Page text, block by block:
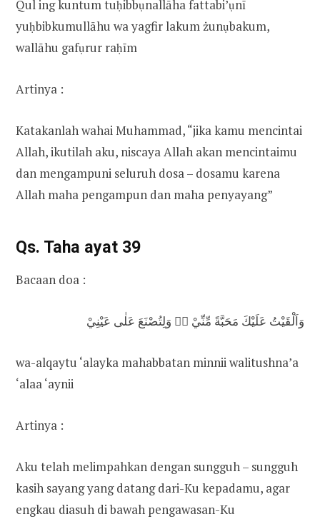
Qul ing kuntum tuḥibbụnallāha fattabi’ụnī
yuḥbibkumullāhu wa yagfir lakum żunụbakum,
wallāhu gafụrur raḥīm
Artinya :
Katakanlah wahai Muhammad, “jika kamu mencintai
Allah, ikutilah aku, niscaya Allah akan mencintaimu
dan mengampuni seluruh dosa – dosamu karena
Allah maha pengampun dan maha penyayang”
Qs. Taha ayat 39
Bacaan doa :
وَاَلْقَيْتُ عَلَيْكَ مَحَبَّةً مِّنِّيْ ەۚ وَلِتُصْنَعَ عَلٰى عَيْنِيْ
wa-alqaytu ‘alayka mahabbatan minnii walitushna’a
‘alaa ‘aynii
Artinya :
Aku telah melimpahkan dengan sungguh – sungguh
kasih sayang yang datang dari-Ku kepadamu, agar
engkau diasuh di bawah pengawasan-Ku